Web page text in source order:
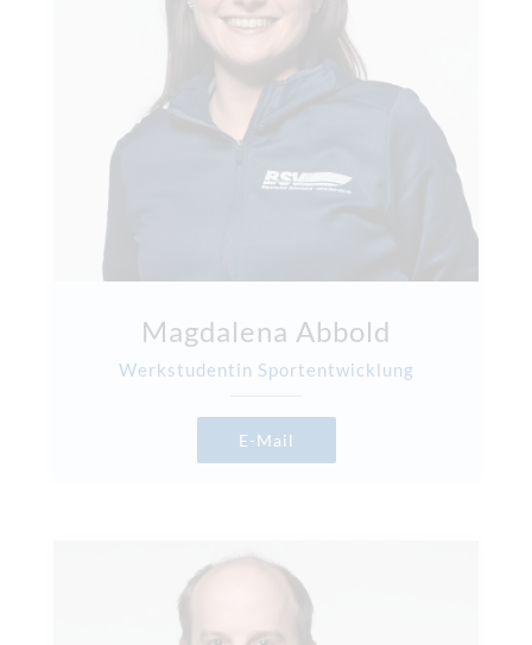
Magdalena Abbold
Werkstudentin Sportentwicklung
E-Mail